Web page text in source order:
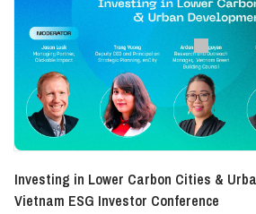
Investing in Lower Carbon Cities &
Vietnam ESG Investor Conference